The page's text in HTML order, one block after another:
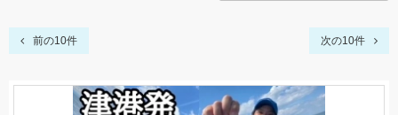
前の10件 次の10件